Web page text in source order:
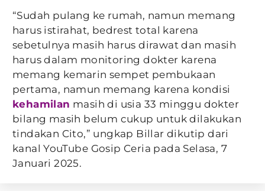
“Sudah pulang ke rumah, namun memang
harus istirahat, bedrest total karena
sebetulnya masih harus dirawat dan masih
harus dalam monitoring dokter karena
memang kemarin sempet pembukaan
pertama, namun memang karena kondisi
kehamilan masih di usia 33 minggu dokter
bilang masih belum cukup untuk dilakukan
tindakan Cito,” ungkap Billar dikutip dari
kanal YouTube Gosip Ceria pada Selasa, 7
Januari 2025.